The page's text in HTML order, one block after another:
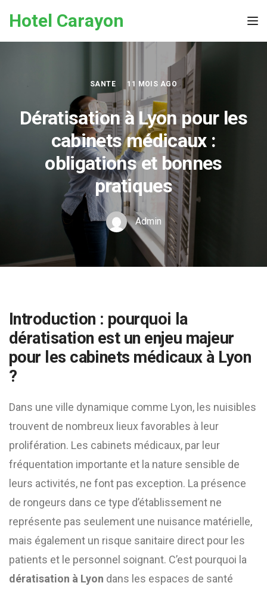
Hotel Carayon
SANTE 11 MOIS AGO
Dératisation à Lyon pour les
cabinets médicaux :
obligations et bonnes
pratiques
Admin
Introduction : pourquoi la
dératisation est un enjeu majeur
pour les cabinets médicaux à Lyon
?
Dans une ville dynamique comme Lyon, les nuisibles
trouvent de nombreux lieux favorables à leur
prolifération. Les cabinets médicaux, par leur
fréquentation importante et la nature sensible de
leurs activités, ne font pas exception. La présence
de rongeurs dans ce type d’établissement ne
représente pas seulement une nuisance matérielle,
mais également un risque sanitaire direct pour les
patients et le personnel soignant. C’est pourquoi la
dératisation à Lyon dans les espaces de santé